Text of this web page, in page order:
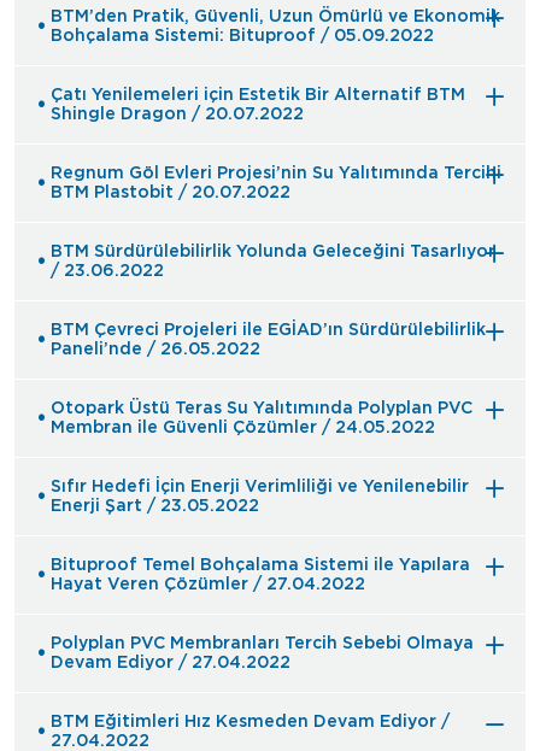
BTM’den Pratik, Güvenli, Uzun Ömürlü ve Ekonomik
Bohçalama Sistemi: Bituproof / 05.09.2022
Çatı Yenilemeleri için Estetik Bir Alternatif BTM
Shingle Dragon / 20.07.2022
Regnum Göl Evleri Projesi’nin Su Yalıtımında Tercihi
BTM Plastobit / 20.07.2022
BTM Sürdürülebilirlik Yolunda Geleceğini Tasarlıyor
/ 23.06.2022
BTM Çevreci Projeleri ile EGİAD’ın Sürdürülebilirlik
Paneli’nde / 26.05.2022
Otopark Üstü Teras Su Yalıtımında Polyplan PVC
Membran ile Güvenli Çözümler / 24.05.2022
Sıfır Hedefi İçin Enerji Verimliliği ve Yenilenebilir
Enerji Şart / 23.05.2022
Bituproof Temel Bohçalama Sistemi ile Yapılara
Hayat Veren Çözümler / 27.04.2022
Polyplan PVC Membranları Tercih Sebebi Olmaya
Devam Ediyor / 27.04.2022
BTM Eğitimleri Hız Kesmeden Devam Ediyor /
27.04.2022